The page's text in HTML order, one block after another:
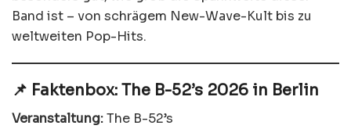
Band ist – von schrägem New-Wave-Kult bis zu
weltweiten Pop-Hits.
📌 Faktenbox: The B-52’s 2026 in Berlin
Veranstaltung:The B-52’s